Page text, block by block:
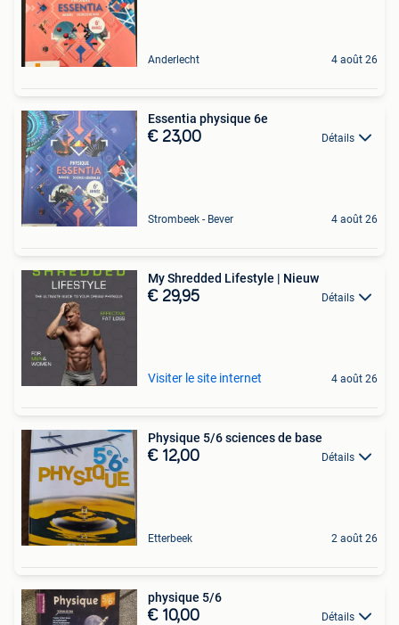
Anderlecht 4 août 26
Essentia physique 6e
€ 23,00 Détails
Strombeek - Bever 4 août 26
My Shredded Lifestyle | Nieuw
€ 29,95 Détails
Visiter le site internet 4 août 26
Physique 5/6 sciences de base
€ 12,00 Détails
Etterbeek 2 août 26
physique 5/6
€ 10,00 Détails